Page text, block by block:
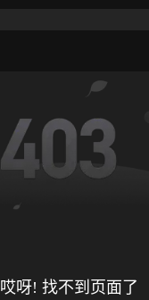
哎呀! 找不到页面了